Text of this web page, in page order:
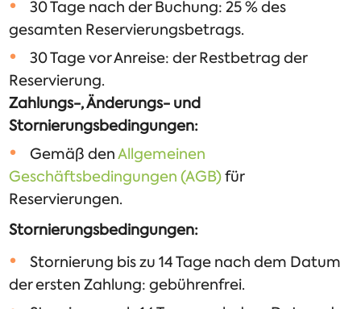
30 Tage nach der Buchung: 25 % des
gesamten Reservierungsbetrags.
30 Tage vor Anreise: der Restbetrag der
Reservierung.
Zahlungs-, Änderungs- und
Stornierungsbedingungen:
Gemäß denAllgemeinen
Geschäftsbedingungen (AGB)für
Reservierungen.
Stornierungsbedingungen:
Stornierung bis zu 14 Tage nach dem Datum
der ersten Zahlung: gebührenfrei.